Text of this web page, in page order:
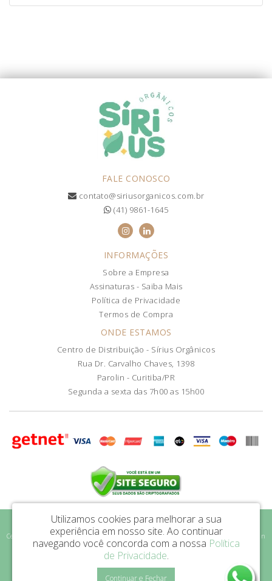
FALE CONOSCO
contato@siriusorganicos.com.br
(41) 9861-1645
INFORMAÇÕES
Sobre a Empresa
Assinaturas - Saiba Mais
Política de Privacidade
Termos de Compra
ONDE ESTAMOS
Centro de Distribuição - Sírius Orgânicos
Rua Dr. Carvalho Chaves, 1398
Parolin - Curitiba/PR
Segunda a sexta das 7h00 as 15h00
Sírius Orgânicos LTDA - CNPJ: 46.589.863/0001-47
Centro de Distribuição - Sírius Orgânicos - Rua Dr. Carvalho Chaves, 1398 - Parolin
| Curitiba/PR - CEP: 80.220-010
Sirius Orgânicos © 2026
Utilizamos cookies para melhorar a sua
experiência em nosso site. Ao continuar
navegando você concorda com a nossa Política
de Privacidade.
Continuar e Fechar